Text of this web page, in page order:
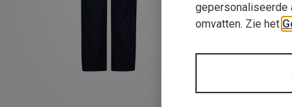
gepersonaliseerde
omvatten. Zie het